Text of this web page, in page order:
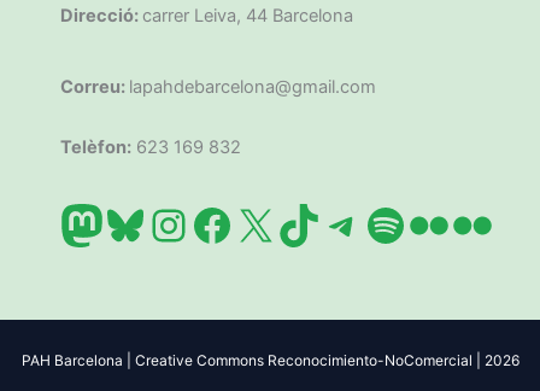
Direcció: carrer Leiva, 44 Barcelona
Correu: lapahdebarcelona@gmail.com
Telèfon: 623 169 832
Mastodon
Bluesky
Instagram
Facebook
X TikTok
Telegram
Spotify
Flickr
PAH Barcelona | Creative Commons Reconocimiento-NoComercial | 2026